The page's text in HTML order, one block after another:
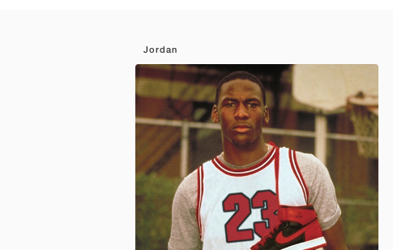
Jordan